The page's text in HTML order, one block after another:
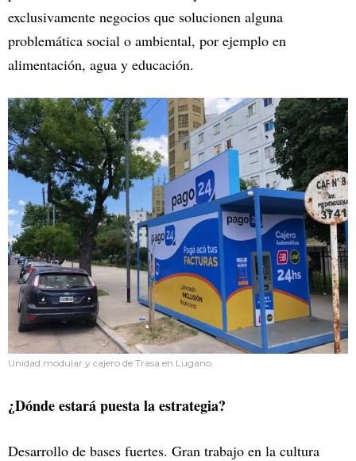
exclusivamente negocios que solucionen alguna
problemática social o ambiental, por ejemplo en
alimentación, agua y educación.
Unidad modular y cajero de Trasa en Lugano.
¿Dónde estará puesta la estrategia?
Desarrollo de bases fuertes. Gran trabajo en la cultura